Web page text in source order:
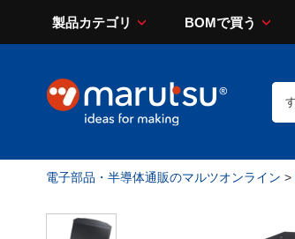
製品カテゴリ BOMで買う
電子部品・半導体通販のマルツオンライン >